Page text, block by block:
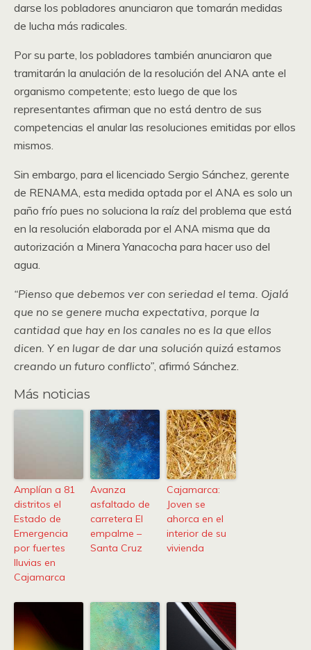
darse los pobladores anunciaron que tomarán medidas
de lucha más radicales.
Por su parte, los pobladores también anunciaron que
tramitarán la anulación de la resolución del ANA ante el
organismo competente; esto luego de que los
representantes afirman que no está dentro de sus
competencias el anular las resoluciones emitidas por ellos
mismos.
Sin embargo, para el licenciado Sergio Sánchez, gerente
de RENAMA, esta medida optada por el ANA es solo un
paño frío pues no soluciona la raíz del problema que está
en la resolución elaborada por el ANA misma que da
autorización a Minera Yanacocha para hacer uso del
agua.
“Pienso que debemos ver con seriedad el tema. Ojalá
que no se genere mucha expectativa, porque la
cantidad que hay en los canales no es la que ellos
dicen. Y en lugar de dar una solución quizá estamos
creando un futuro conflicto”, afirmó Sánchez.
Más noticias
Amplían a 81
distritos el
Estado de
Emergencia
por fuertes
lluvias en
Cajamarca
Avanza
asfaltado de
carretera El
empalme –
Santa Cruz
Cajamarca:
Joven se
ahorca en el
interior de su
vivienda